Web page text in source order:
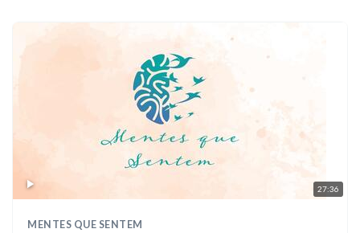
27:36
MENTES QUE SENTEM